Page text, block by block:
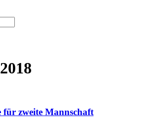
für zweite Mannschaft